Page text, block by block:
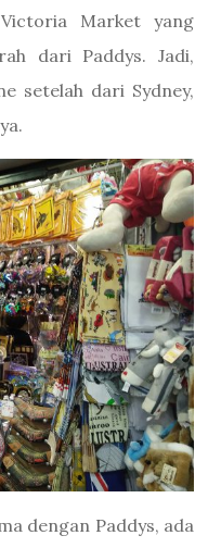
Market yang
dari Paddys. Jadi,
setelah dari Sydney,
dengan Paddys, ada